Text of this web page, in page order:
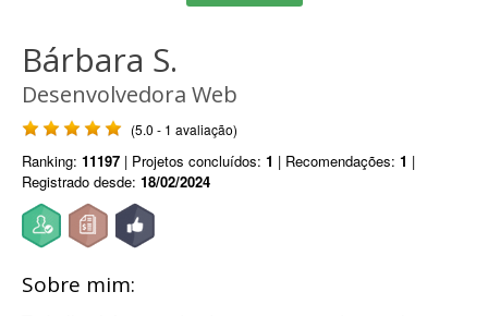
Bárbara S.
Desenvolvedora Web
(5.0 - 1 avaliação)
Ranking: 11197 | Projetos concluídos: 1 | Recomendações: 1 |
Registrado desde: 18/02/2024
Sobre mim: